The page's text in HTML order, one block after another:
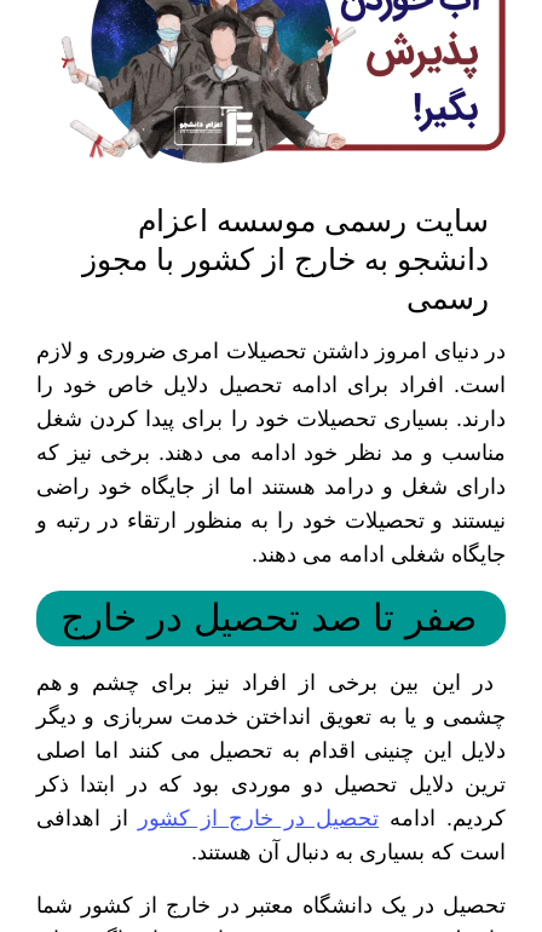
سایت رسمی موسسه اعزام
دانشجو به خارج از کشور با مجوز
رسمی
در دنیای امروز داشتن تحصیلات امری ضروری و لازم
است. افراد برای ادامه تحصیل دلایل خاص خود را
دارند. بسیاری تحصیلات خود را برای پیدا کردن شغل
مناسب و مد نظر خود ادامه می دهند. برخی نیز که
دارای شغل و درامد هستند اما از جایگاه خود راضی
نیستند و تحصیلات خود را به منظور ارتقاء در رتبه و
جایگاه شغلی ادامه می دهند.
صفر تا صد تحصیل در خارج
در این بین برخی از افراد نیز برای چشم و هم
چشمی و یا به تعویق انداختن خدمت سربازی و دیگر
دلایل این چنینی اقدام به تحصیل می کنند اما اصلی
ترین دلایل تحصیل دو موردی بود که در ابتدا ذکر
کردیم. ادامه تحصیل در خارج از کشور
از اهدافی
است که بسیاری به دنبال آن هستند.
تحصیل در یک دانشگاه معتبر در خارج از کشور شما